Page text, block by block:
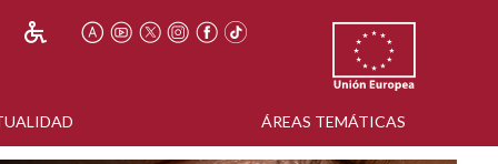
ÁREAS TEMÁTICAS